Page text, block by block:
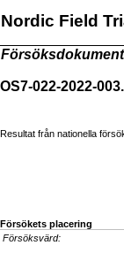
Nordic Field
OS7-022-2022-
Resultat från nationella
Försökets placering
Försöksvärd: